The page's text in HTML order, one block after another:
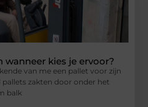
wanneer kies je ervoor?
van me een pallet voor zijn
zakten door onder het
balk